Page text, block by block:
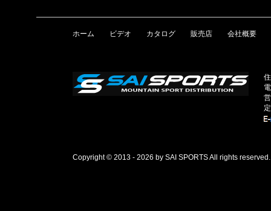
ホーム ビデオ カタログ 販売店 会社概要
Copyright © 2013 - 2026 by SAI SPORTS All rights reserved.